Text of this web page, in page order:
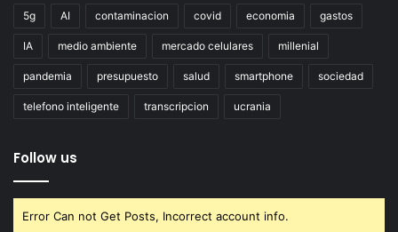
5g AI contaminacion covid economia gastos
IA medio ambiente mercado celulares millenial
pandemia presupuesto salud smartphone sociedad
telefono inteligente transcripcion ucrania
Follow us
Error Can not Get Posts, Incorrect account info.